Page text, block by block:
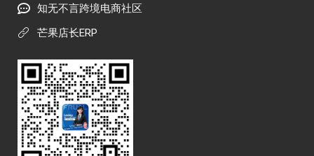
知无不言跨境电商社区
芒果店长ERP